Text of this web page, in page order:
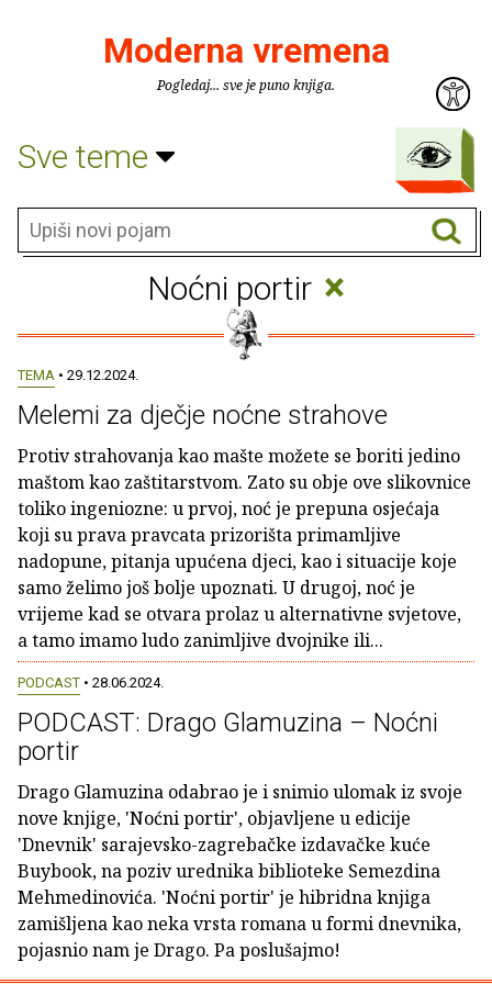
Moderna vremena
Pogledaj... sve je puno knjiga.
Sve teme
Noćni portir ×
TEMA • 29.12.2024.
Melemi za dječje noćne strahove
Protiv strahovanja kao mašte možete se boriti jedino
maštom kao zaštitarstvom. Zato su obje ove slikovnice
toliko ingeniozne: u prvoj, noć je prepuna osjećaja
koji su prava pravcata prizorišta primamljive
nadopune, pitanja upućena djeci, kao i situacije koje
samo želimo još bolje upoznati. U drugoj, noć je
vrijeme kad se otvara prolaz u alternativne svjetove,
a tamo imamo ludo zanimljive dvojnike ili...
PODCAST • 28.06.2024.
PODCAST: Drago Glamuzina – Noćni
portir
Drago Glamuzina odabrao je i snimio ulomak iz svoje
nove knjige, 'Noćni portir', objavljene u edicije
'Dnevnik' sarajevsko-zagrebačke izdavačke kuće
Buybook, na poziv urednika biblioteke Semezdina
Mehmedinovića. 'Noćni portir' je hibridna knjiga
zamišljena kao neka vrsta romana u formi dnevnika,
pojasnio nam je Drago. Pa poslušajmo!